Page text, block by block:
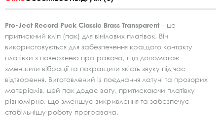
Pro-Ject Record Puck Classic Brass Transparent – це
притискний кліп (пак) для вінілових платівок. Він
використовується для забезпечення кращого контакту
платівки з поверхнею програвача, що допомагає
зменшити вібрації та покращити якість звуку під час
відтворення. Виготовлений із поєднання латуні та прозорих
матеріалів, цей пак додає вагу, притискаючи платівку
рівномірно, що зменшує викривлення та забезпечує
стабільнішу роботу програвача.